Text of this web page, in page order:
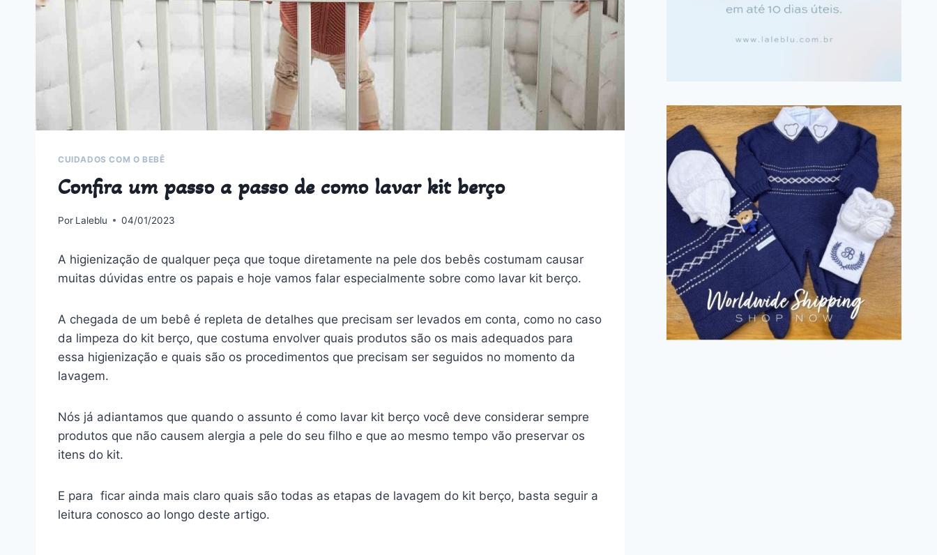
CUIDADOS COM O BEBÊ
Confira um passo a passo de como lavar kit berço
Por Laleblu 04/01/2023
A higienização de qualquer peça que toque diretamente na pele dos bebês costumam causar
muitas dúvidas entre os papais e hoje vamos falar especialmente sobre como lavar kit berço.
A chegada de um bebê é repleta de detalhes que precisam ser levados em conta, como no caso
da limpeza do kit berço, que costuma envolver quais produtos são os mais adequados para
essa higienização e quais são os procedimentos que precisam ser seguidos no momento da
lavagem.
Nós já adiantamos que quando o assunto é como lavar kit berço você deve considerar sempre
produtos que não causem alergia a pele do seu filho e que ao mesmo tempo vão preservar os
itens do kit.
E para ficar ainda mais claro quais são todas as etapas de lavagem do kit berço, basta seguir a
leitura conosco ao longo deste artigo.